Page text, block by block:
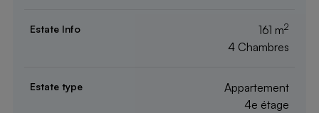
161 m2
4 Chambres
Appartement
4e étage